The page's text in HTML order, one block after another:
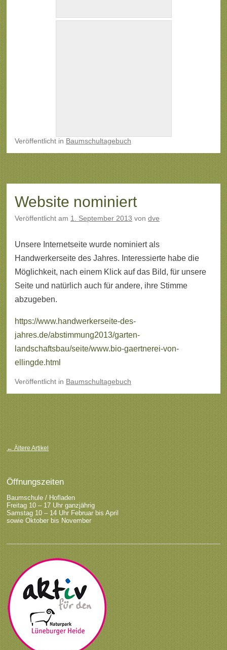
Veröffentlicht in Baumschultagebuch
Website nominiert
Veröffentlicht am 1. September 2013 von dve
Unsere Internetseite wurde nominiert als
Handwerkerseite des Jahres. Interessierte habe die
Möglichkeit, nach einem Klick auf das Bild, für unsere
Seite und natürlich auch für andere, ihre Stimme
abzugeben.
https://www.handwerkerseite-des-
jahres.de/abstimmung2013/garten-
landschaftsbau/seite/www.bio-gaertnerei-von-
ellingde.html
Veröffentlicht in Baumschultagebuch
← Ältere Artikel
Öffnungszeiten
Baumschule / Hofladen
Freitag 10 – 17 Uhr ganzjährig
Samstag 10 – 14 Uhr Februar bis April
sowie Oktober bis November